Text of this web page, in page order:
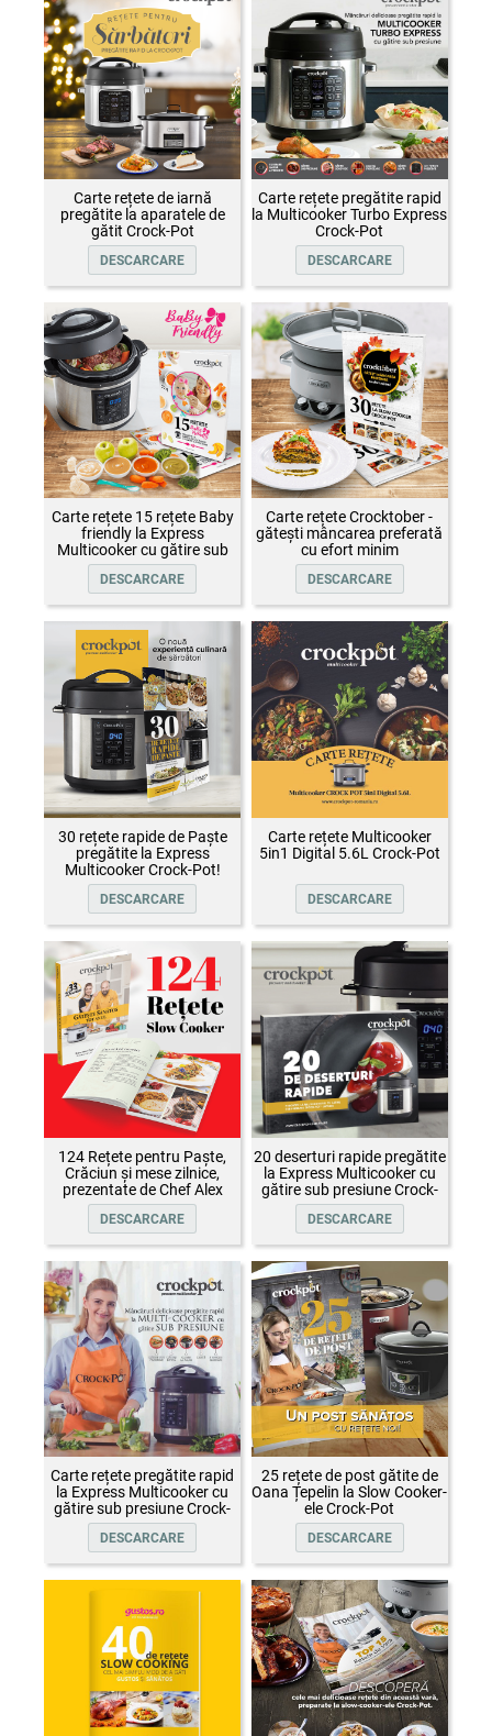
Carte rețete de iarnă
pregătite la aparatele de
gătit Crock-Pot
DESCARCARE
Carte rețete pregătite rapid
la Multicooker Turbo Express
Crock-Pot
DESCARCARE
Carte rețete 15 rețete Baby
friendly la Express
Multicooker cu gătire sub
presiune Crock-Pot
DESCARCARE
Carte rețete Crocktober -
gătești mâncarea preferată
cu efort minim
DESCARCARE
30 rețete rapide de Paște
pregătite la Express
Multicooker Crock-Pot!
DESCARCARE
Carte rețete Multicooker
5in1 Digital 5.6L Crock-Pot
DESCARCARE
124 Rețete pentru Paște,
Crăciun și mese zilnice,
prezentate de Chef Alex
Cîrțu și invitații săi
DESCARCARE
20 deserturi rapide pregătite
la Express Multicooker cu
gătire sub presiune Crock-
Pot
DESCARCARE
Carte rețete pregătite rapid
la Express Multicooker cu
gătire sub presiune Crock-
Pot
DESCARCARE
25 rețete de post gătite de
Oana Țepelin la Slow Cooker-
ele Crock-Pot
DESCARCARE